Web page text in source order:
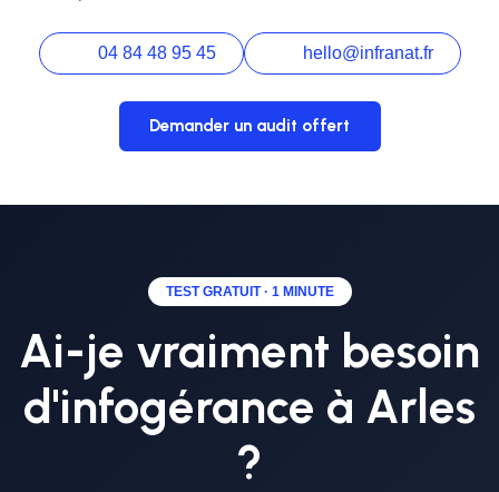
04 84 48 95 45 hello@infranat.fr
Demander un audit offert
TEST GRATUIT · 1 MINUTE
Ai-je vraiment besoin
d'infogérance à Arles
?